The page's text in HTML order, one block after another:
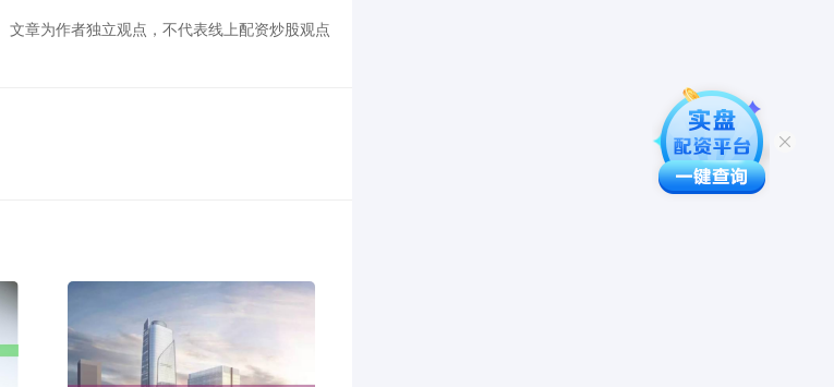
文章为作者独立观点，不代表线上配资炒股观点